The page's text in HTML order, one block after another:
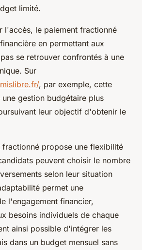
limité.
l'accès, le paiement fractionné
en permettant aux
se retrouver confrontés à une
Sur
, par exemple, cette
gestion budgétaire plus
leur objectif d'obtenir le
fractionné propose une flexibilité
peuvent choisir le nombre
selon leur situation
permet une
l'engagement financier,
besoins individuels de chaque
ainsi possible d'intégrer les
dans un budget mensuel sans